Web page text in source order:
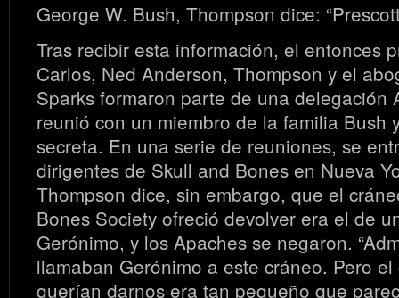
George W. Bush, Thompson dice:
Tras recibir esta información, el entonces
Carlos, Ned Anderson, Thompson y el
Sparks formaron parte de una delegación
reunió con un miembro de la familia Bush
secreta. En una serie de reuniones, se
dirigentes de Skull and Bones en Nueva
Thompson dice, sin embargo, que el
Bones Society ofreció devolver era el de
Gerónimo, y los Apaches se negaron.
llamaban Gerónimo a este cráneo. Pero
querían darnos era tan pequeño que